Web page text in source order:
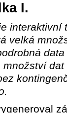
I.
interaktivní
velká